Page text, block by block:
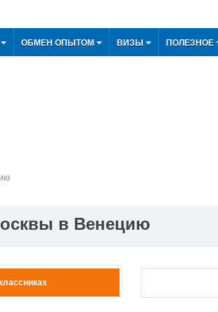
ОБМЕН ОПЫТОМ ВИЗЫ ПОЛЕЗНОЕ
в Венецию